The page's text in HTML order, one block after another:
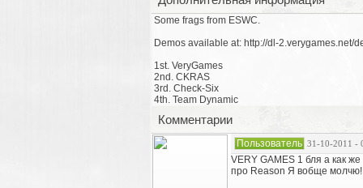
Some frags from ESWC.
Demos available at: http://dl-2.verygames.net/
1st. VeryGames
2nd. CKRAS
3rd. Check-Six
4th. Team Dynamic
Комментарии
Пользователь 31-10-2011 -
VERY GAMES 1 бля а как
про Reason Я вобще